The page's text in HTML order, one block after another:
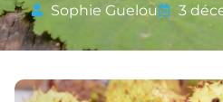
Sophie Guelou 3